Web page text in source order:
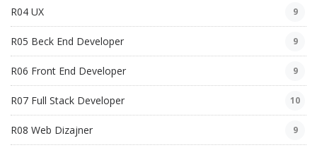
R04 UX 9
R05 Beck End Developer 9
R06 Front End Developer 9
R07 Full Stack Developer 10
R08 Web Dizajner 9